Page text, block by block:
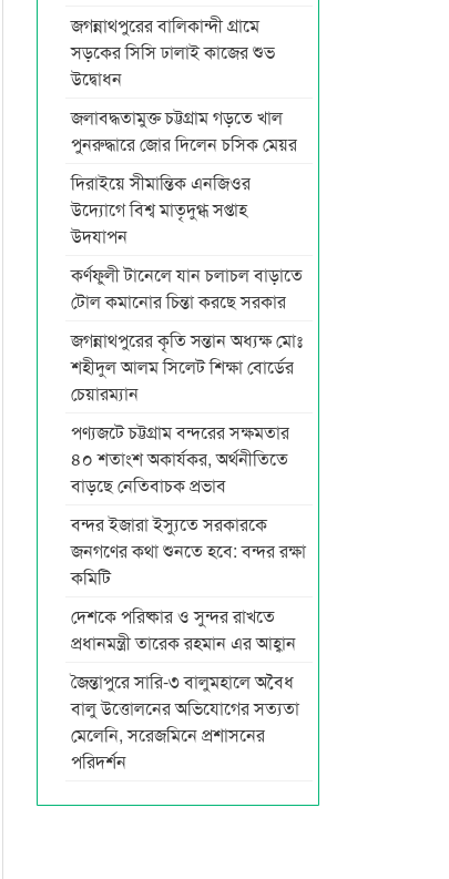
জগন্নাথপুরের বালিকান্দী গ্রামে
সড়কের সিসি ঢালাই কাজের শুভ
উদ্বোধন
জলাবদ্ধতামুক্ত চট্টগ্রাম গড়তে খাল
পুনরুদ্ধারে জোর দিলেন চসিক মেয়র
দিরাইয়ে সীমান্তিক এনজিওর
উদ্যোগে বিশ্ব মাতৃদুগ্ধ সপ্তাহ
উদযাপন
কর্ণফুলী টানেলে যান চলাচল বাড়াতে
টোল কমানোর চিন্তা করছে সরকার
জগন্নাথপুরের কৃতি সন্তান অধ্যক্ষ মোঃ
শহীদুল আলম সিলেট শিক্ষা বোর্ডের
চেয়ারম্যান
পণ্যজটে চট্টগ্রাম বন্দরের সক্ষমতার
৪০ শতাংশ অকার্যকর, অর্থনীতিতে
বাড়ছে নেতিবাচক প্রভাব
বন্দর ইজারা ইস্যুতে সরকারকে
জনগণের কথা শুনতে হবে: বন্দর রক্ষা
কমিটি
দেশকে পরিষ্কার ও সুন্দর রাখতে
প্রধানমন্ত্রী তারেক রহমান এর আহ্বান
জৈন্তাপুরে সারি-৩ বালুমহালে অবৈধ
বালু উত্তোলনের অভিযোগের সত্যতা
মেলেনি, সরেজমিনে প্রশাসনের
পরিদর্শন